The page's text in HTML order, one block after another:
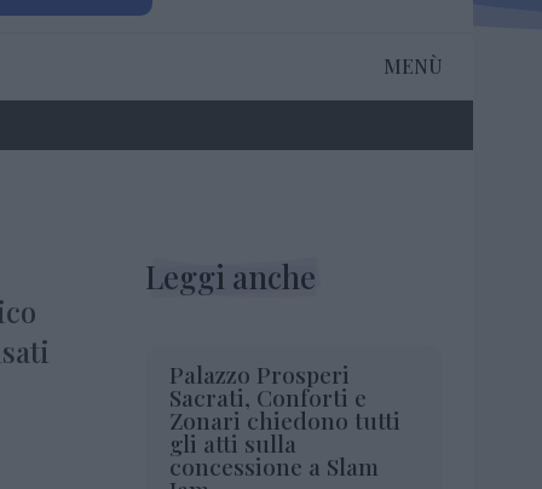
MENÙ
Leggi anche
Palazzo Prosperi
Sacrati, Conforti e
Zonari chiedono tutti
gli atti sulla
concessione a Slam